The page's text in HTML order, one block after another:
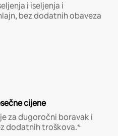
i iseljenja i
bez dodatnih obaveza
cijene
za dugoročni boravak i
dodatnih troškova.*